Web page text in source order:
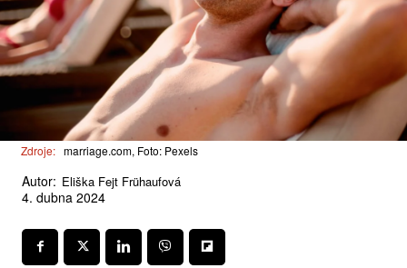
Zdroje: marriage.com, Foto: Pexels
Autor: Eliška Fejt Frühaufová
4. dubna 2024